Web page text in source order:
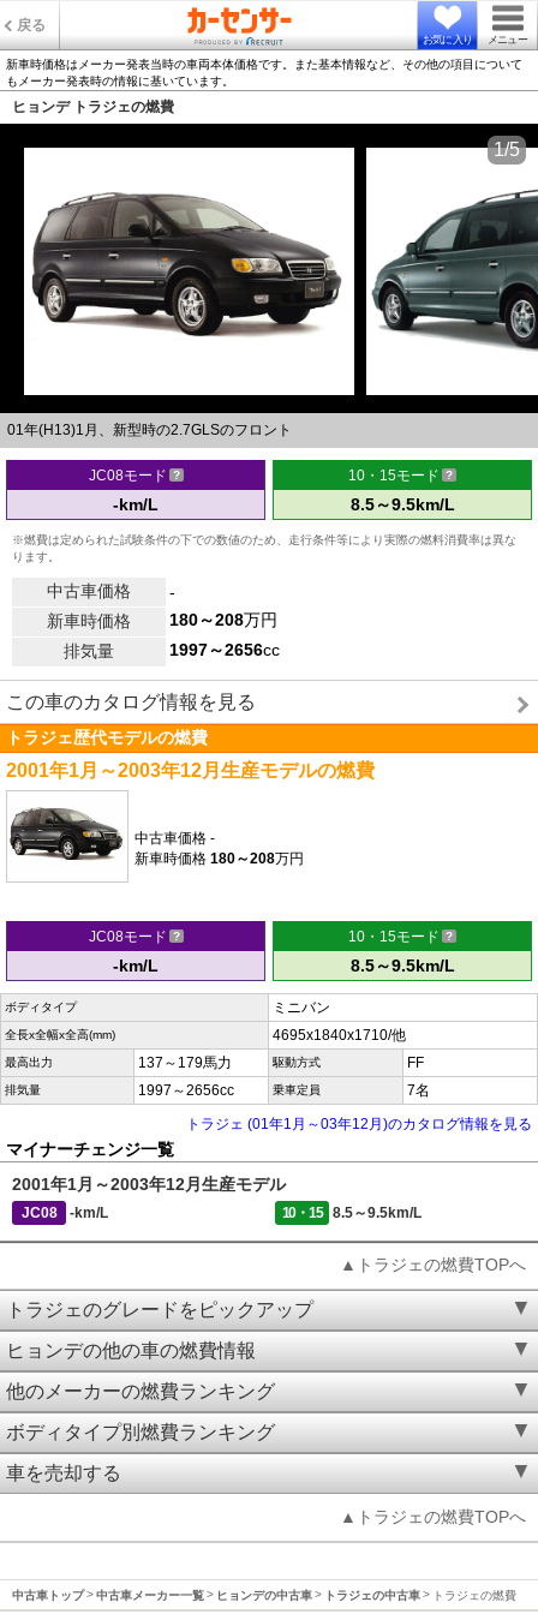
戻る
お気に入り メニュー
新車時価格はメーカー発表当時の車両本体価格です。また基本情報など、その他の項目について
もメーカー発表時の情報に基いています。
ヒョンデ トラジェの燃費
01年(H13)1月、新型時の2.7GLSのフロント
1/5
JC08モード
-km/L
10・15モード
8.5～9.5km/L
※燃費は定められた試験条件の下での数値のため、走行条件等により実際の燃料消費率は異な
ります。
中古車価格
-
新車時価格
180～208万円
排気量
1997～2656cc
この車のカタログ情報を見る
トラジェ歴代モデルの燃費
2001年1月～2003年12月生産モデルの燃費
中古車価格 -
新車時価格 180～208万円
JC08モード
-km/L
10・15モード
8.5～9.5km/L
ボディタイプ ミニバン
全長x全幅x全高(mm) 4695x1840x1710/他
最高出力 137～179馬力 駆動方式 FF
排気量 1997～2656cc 乗車定員
7名
トラジェ (01年1月～03年12月)のカタログ情報を見る
マイナーチェンジ一覧
2001年1月～2003年12月生産モデル
JC08 -km/L 10・15 8.5～9.5km/L
▲トラジェの燃費TOPへ
トラジェのグレードをピックアップ
ヒョンデの他の車の燃費情報
他のメーカーの燃費ランキング
ボディタイプ別燃費ランキング
車を売却する
▲トラジェの燃費TOPへ
中古車トップ 中古車メーカー一覧 ヒョンデの中古車 トラジェの中古車 トラジェの燃費